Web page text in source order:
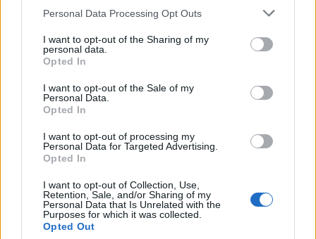
Please note that this website/app uses one or more Google
not limited to your visit or usage behaviour. You may click to
grant or deny consent to Google and its third-party tags to
use your data for below specified purposes in below Google
consent section.
Personal Data Processing Opt Outs
I want to opt-out of the Sharing of my
personal data.
Opted In
I want to opt-out of the Sale of my
Personal Data.
Opted In
I want to opt-out of processing my
Personal Data for Targeted Advertising.
Opted In
I want to opt-out of Collection, Use,
Retention, Sale, and/or Sharing of my
Personal Data that Is Unrelated with the
Purposes for which it was collected.
Opted Out
szinkronhangok: peppermint - a
bosszú angyala
Takács Máté•2018. szeptember 26.
Pamela Anderson után újabb hölgyemény vállalja
ezt a szerepkört, s Liam Neeson és Sean Penn
Garnernek is fegyvert ad a kezébe. A magyarok meg
szinkronhangot neki, a szokásosat.